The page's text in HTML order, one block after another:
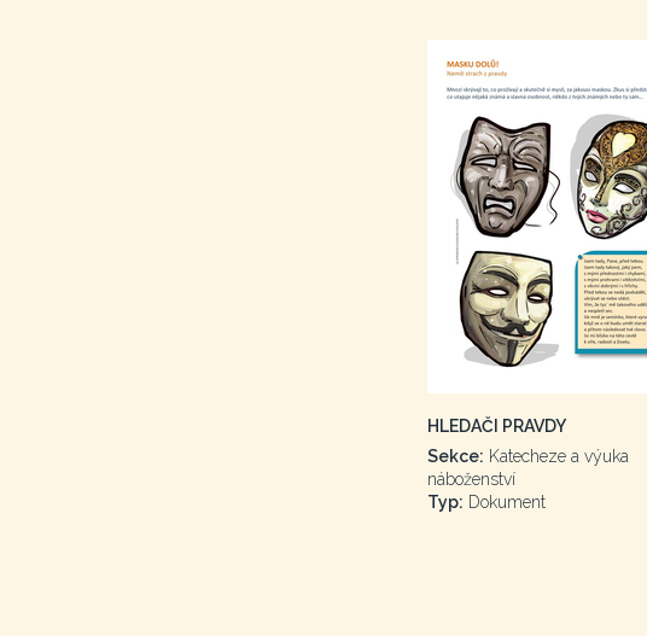
HLEDAČI PRAVDY
Sekce: Katecheze a výuka
náboženství
Typ: Dokument